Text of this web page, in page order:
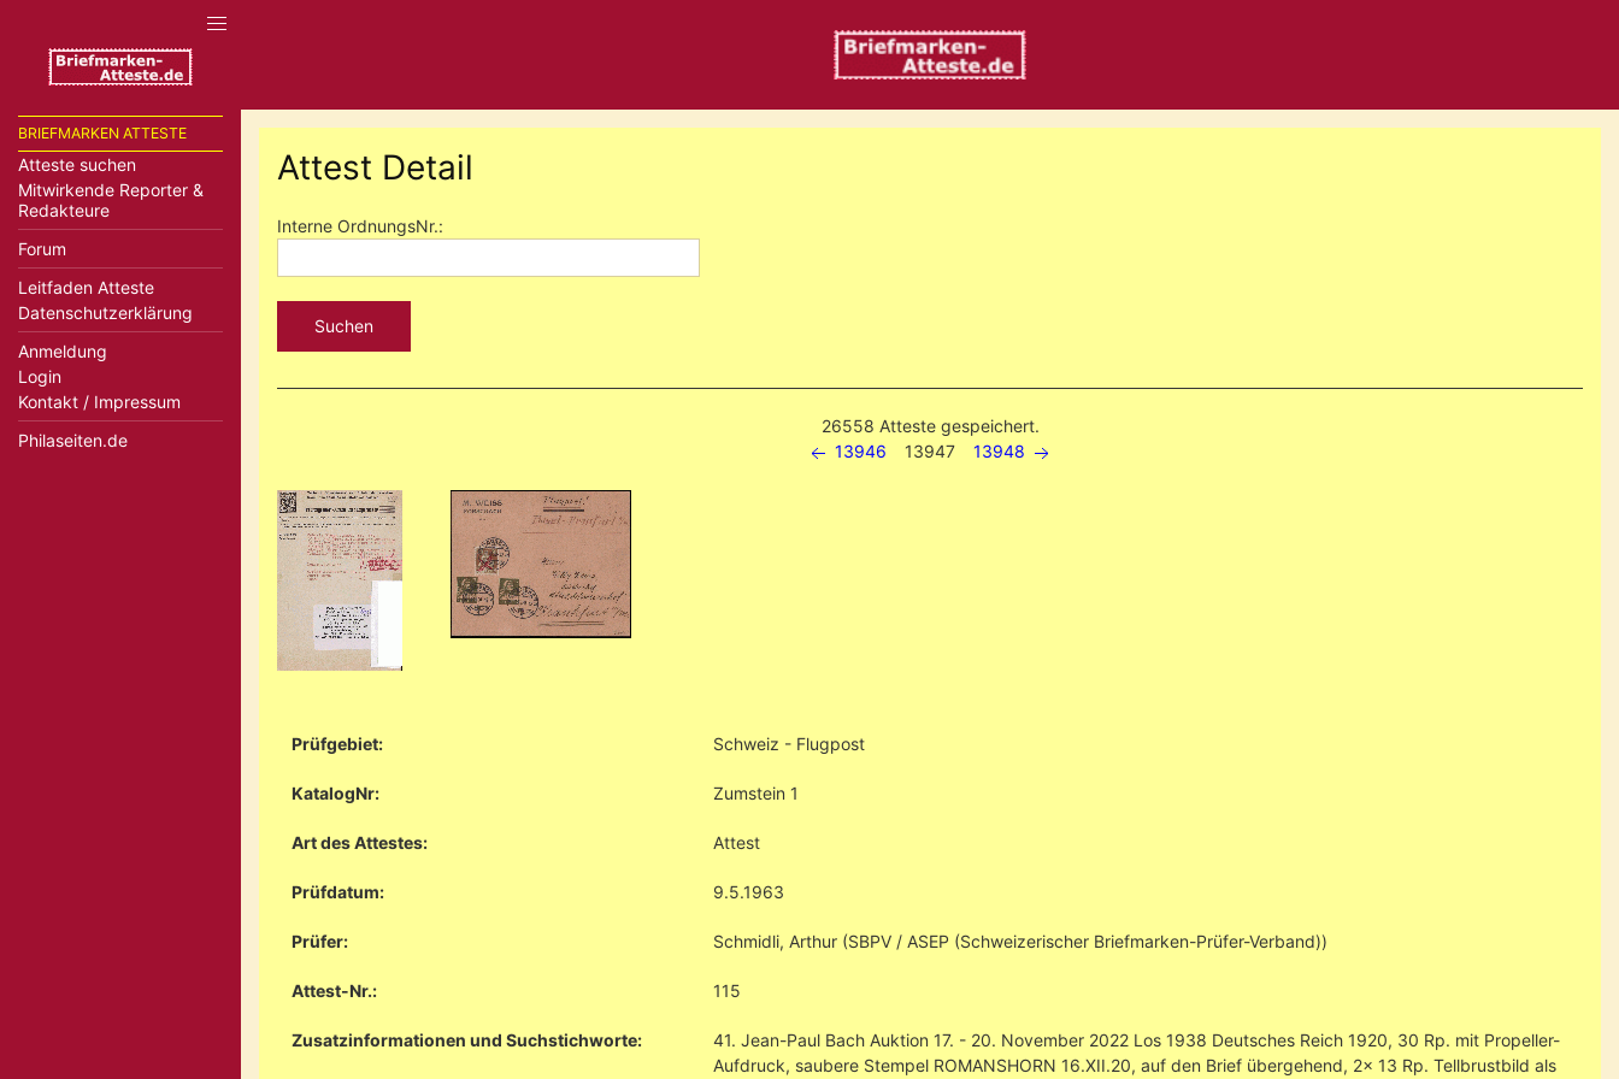
BRIEFMARKEN ATTESTE
Atteste suchen
Mitwirkende Reporter &
Redakteure
Forum
Leitfaden Atteste
Datenschutzerklärung
Anmeldung
Login
Kontakt / Impressum
Philaseiten.de
Attest Detail
Interne OrdnungsNr.:
Suchen
26558 Atteste gespeichert.
13946
13947 13948
Prüfgebiet: Schweiz - Flugpost
KatalogNr: Zumstein 1
Art des Attestes: Attest
Prüfdatum: 9.5.1963
Prüfer: Schmidli, Arthur (SBPV / ASEP (Schweizerischer Briefmarken-Prüfer-Verband))
Attest-Nr.: 115
Zusatzinformationen und Suchstichworte:
41. Jean-Paul Bach Auktion 17. - 20. November 2022 Los 1938 Deutsches Reich 1920, 30 Rp. mit Propeller-
Aufdruck, saubere Stempel ROMANSHORN 16.XII.20, auf den Brief übergehend, 2x 13 Rp. Tellbrustbild als